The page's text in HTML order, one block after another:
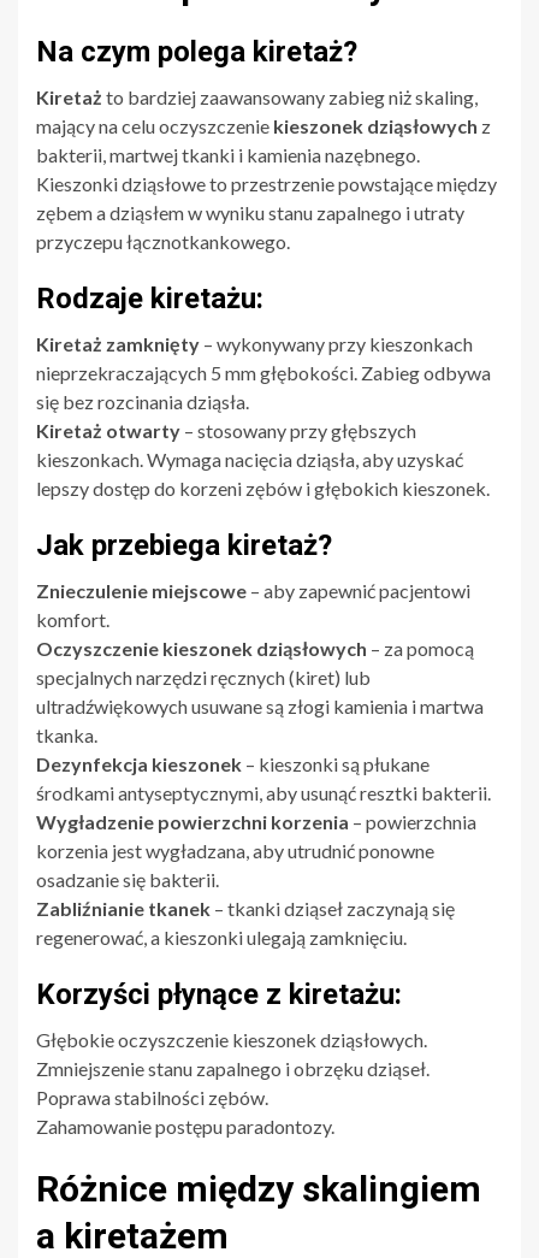
Na czym polega kiretaż?
Kiretaż to bardziej zaawansowany zabieg niż skaling,
mający na celu oczyszczenie kieszonek dziąsłowych z
bakterii, martwej tkanki i kamienia nazębnego.
Kieszonki dziąsłowe to przestrzenie powstające między
zębem a dziąsłem w wyniku stanu zapalnego i utraty
przyczepu łącznotkankowego.
Rodzaje kiretażu:
Kiretaż zamknięty – wykonywany przy kieszonkach
nieprzekraczających 5 mm głębokości. Zabieg odbywa
się bez rozcinania dziąsła.
Kiretaż otwarty – stosowany przy głębszych
kieszonkach. Wymaga nacięcia dziąsła, aby uzyskać
lepszy dostęp do korzeni zębów i głębokich kieszonek.
Jak przebiega kiretaż?
Znieczulenie miejscowe – aby zapewnić pacjentowi
komfort.
Oczyszczenie kieszonek dziąsłowych – za pomocą
specjalnych narzędzi ręcznych (kiret) lub
ultradźwiękowych usuwane są złogi kamienia i martwa
tkanka.
Dezynfekcja kieszonek – kieszonki są płukane
środkami antyseptycznymi, aby usunąć resztki bakterii.
Wygładzenie powierzchni korzenia – powierzchnia
korzenia jest wygładzana, aby utrudnić ponowne
osadzanie się bakterii.
Zabliźnianie tkanek – tkanki dziąseł zaczynają się
regenerować, a kieszonki ulegają zamknięciu.
Korzyści płynące z kiretażu:
Głębokie oczyszczenie kieszonek dziąsłowych.
Zmniejszenie stanu zapalnego i obrzęku dziąseł.
Poprawa stabilności zębów.
Zahamowanie postępu paradontozy.
Różnice między skalingiem
a kiretażem